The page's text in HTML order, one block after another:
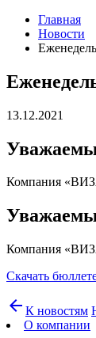
Главная
Новости
13.12.2021
Компания
Компания
Скачать
arrow_back К новостям
О компании